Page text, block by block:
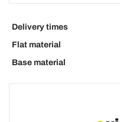
Delivery times
Flat material
Base material